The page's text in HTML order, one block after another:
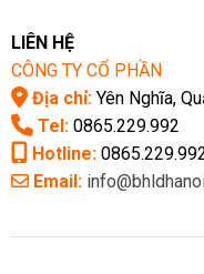
LIÊN HỆ
CÔNG TY CỔ PHẦN
Địa chỉ:Yên Nghĩa,
Tel:0865.229.992
Hotline:
Email: